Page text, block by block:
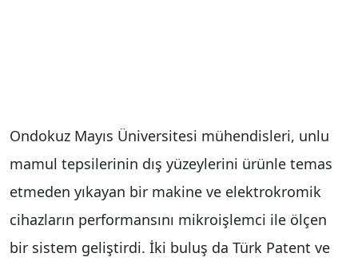
Ondokuz Mayıs Üniversitesi mühendisleri, unlu
mamul tepsilerinin dış yüzeylerini ürünle temas
etmeden yıkayan bir makine ve elektrokromik
cihazların performansını mikroişlemci ile ölçen
bir sistem geliştirdi. İki buluş da Türk Patent ve